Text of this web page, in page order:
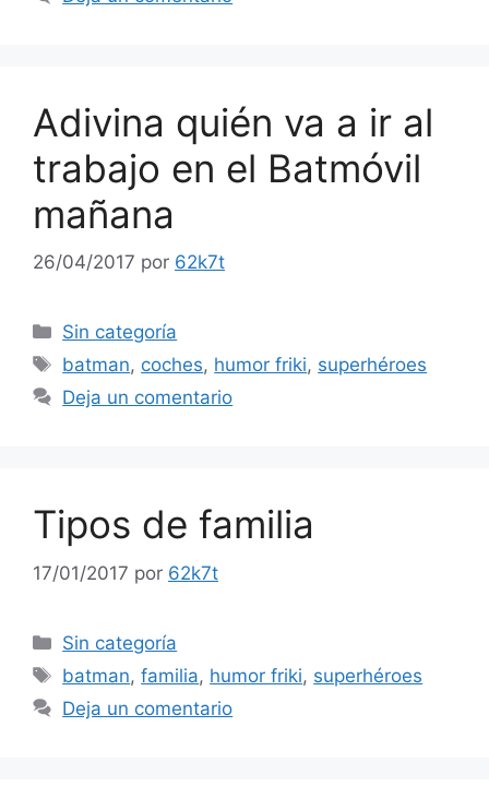
Adivina quién va a ir al
trabajo en el Batmóvil
mañana
26/04/2017 por 62k7t
Categorías
Sin categoría
Etiquetas
batman, coches, humor friki, superhéroes
Deja un comentario
Tipos de familia
17/01/2017 por 62k7t
Categorías
Sin categoría
Etiquetas
batman,familia, humor friki, superhéroes
Deja un comentario